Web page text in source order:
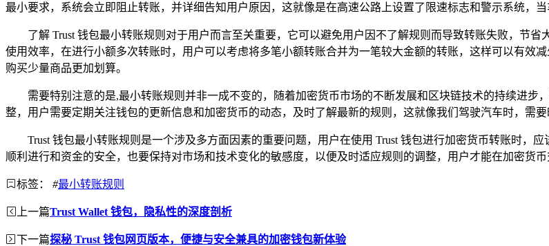
最小要求，系统会立即阻止转账，并详细告知用户原因，这就像是在高速公路上设置了限速标志和警示系统，
了解 Trust 钱包最小转账规则对于用户而言至关重要，它可以避免用户因不了解规则而导致转账失败，节
使用效率，在进行小额多次转账时，用户可以考虑将多笔小额转账合并为一笔较大金额的转账，这样可以有效
购买少量商品更加划算。
需要特别注意的是,最小转账规则并非一成不变的，随着加密货币市场的不断发展和区块链技术的持续进步
整，用户需要定期关注钱包的更新信息和加密货币的动态，及时了解最新的规则，这就像我们驾驶汽车时，需
Trust 钱包最小转账规则是一个涉及多方面因素的重要问题，用户在使用 Trust 钱包进行加密货币转账时，
顺利进行和资金的安全，也要保持对市场和技术变化的敏感度，以便及时适应规则的调整，用户才能在加密货
标签： #最小转账规则
上一篇Trust Wallet 钱包，隐私性的深度剖析
下一篇探秘 Trust 钱包网页版本，便捷与安全兼具的加密钱包新体验